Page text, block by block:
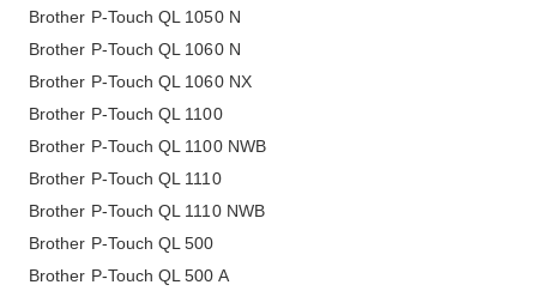
Brother P-Touch QL 1050 N
Brother P-Touch QL 1060 N
Brother P-Touch QL 1060 NX
Brother P-Touch QL 1100
Brother P-Touch QL 1100 NWB
Brother P-Touch QL 1110
Brother P-Touch QL 1110 NWB
Brother P-Touch QL 500
Brother P-Touch QL 500 A